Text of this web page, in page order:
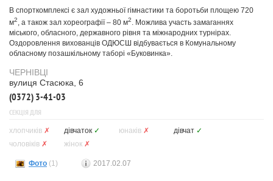
В спорткомплексі є зал художньої гімнастики та боротьби площею 720
м2, а також зал хореографії – 80 м2. Можлива участь замаганнях
міського, обласного, державного рівня та міжнародних турнірах.
Оздоровлення вихованців ОДЮСШ відбувається в Комунальному
обласному позашкільному таборі «Буковинка».
ЧЕРНІВЦІ
вулиця Стасюка, 6
(0372) 3-41-03
СЕКЦІЯ ДЛЯ
хлопчиків ✗ дівчаток ✓ юнаків ✗ дівчат ✓
чоловіків ✗ жінок ✗
Фото (1) 2017.02.07